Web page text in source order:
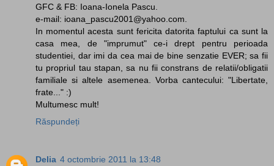
GFC & FB: Ioana-Ionela Pascu.
e-mail: ioana_pascu2001@yahoo.com.
In momentul acesta sunt fericita datorita faptului ca sunt la
casa mea, de "imprumut" ce-i drept pentru perioada
studentiei, dar imi da cea mai de bine senzatie EVER; sa fii
tu propriul tau stapan, sa nu fii constrans de relatii/obligatii
familiale si altele asemenea. Vorba cantecului: "Libertate,
frate..." :)
Multumesc mult!
Răspundeți
Delia 4 octombrie 2011 la 13:48